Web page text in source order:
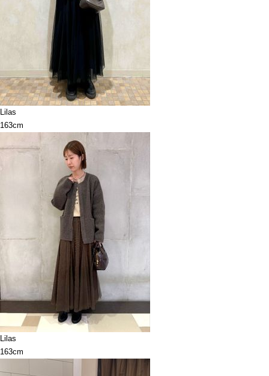
Lilas
163cm
Lilas
163cm